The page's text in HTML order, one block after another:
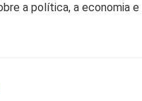
a política, a economia